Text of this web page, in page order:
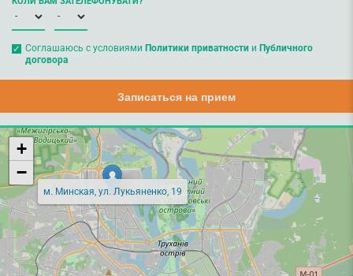
Соглашаюсь с условиями Политики приватностии Публичного
договора
Записаться на прием
м. Минская, ул. Лукьяненко, 19
+
−